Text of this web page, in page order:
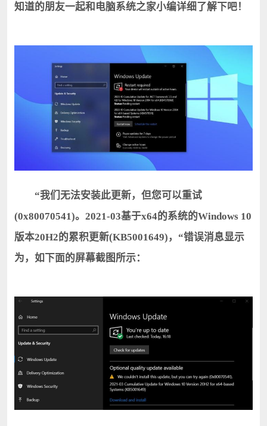
知道的朋友一起和电脑系统之家小编详细了解下吧！
“我们无法安装此更新，但您可以重试
(0x80070541)。2021-03基于x64的系统的Windows 10
版本20H2的累积更新(KB5001649)，“错误消息显示
为，如下面的屏幕截图所示：